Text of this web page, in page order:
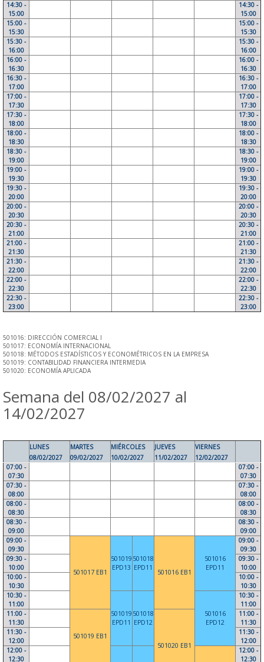
14:30 -
15:00
14:30 -
15:00
15:00 -
15:30
15:00 -
15:30
15:30 -
16:00
15:30 -
16:00
16:00 -
16:30
16:00 -
16:30
16:30 -
17:00
16:30 -
17:00
17:00 -
17:30
17:00 -
17:30
17:30 -
18:00
17:30 -
18:00
18:00 -
18:30
18:00 -
18:30
18:30 -
19:00
18:30 -
19:00
19:00 -
19:30
19:00 -
19:30
19:30 -
20:00
19:30 -
20:00
20:00 -
20:30
20:00 -
20:30
20:30 -
21:00
20:30 -
21:00
21:00 -
21:30
21:00 -
21:30
21:30 -
22:00
21:30 -
22:00
22:00 -
22:30
22:00 -
22:30
22:30 -
23:00
22:30 -
23:00
501016: DIRECCIÓN COMERCIAL I
501017: ECONOMÍA INTERNACIONAL
501018: MÉTODOS ESTADÍSTICOS Y ECONOMÉTRICOS EN LA EMPRESA
501019: CONTABILIDAD FINANCIERA INTERMEDIA
501020: ECONOMÍA APLICADA
Semana del 08/02/2027 al
14/02/2027
LUNES
08/02/2027
MARTES
09/02/2027
MIÉRCOLES
10/02/2027
JUEVES
11/02/2027
VIERNES
12/02/2027
07:00 -
07:30
07:00 -
07:30
07:30 -
08:00
07:30 -
08:00
08:00 -
08:30
08:00 -
08:30
08:30 -
09:00
08:30 -
09:00
09:00 -
09:30
501017 EB1
501019
EPD13
501018
EPD11
501016 EB1
501016
EPD11
09:00 -
09:30
09:30 -
10:00
09:30 -
10:00
10:00 -
10:30
10:00 -
10:30
10:30 -
11:00
501019
EPD11
501018
EPD12
501016
EPD12
10:30 -
11:00
11:00 -
11:30
501019 EB1
501020 EB1
11:00 -
11:30
11:30 -
12:00
11:30 -
12:00
12:00 -
12:30
12:00 -
12:30